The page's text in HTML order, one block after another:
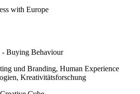
with Europe
Buying Behaviour
und Branding, Human Experience
Kreativitätsforschung